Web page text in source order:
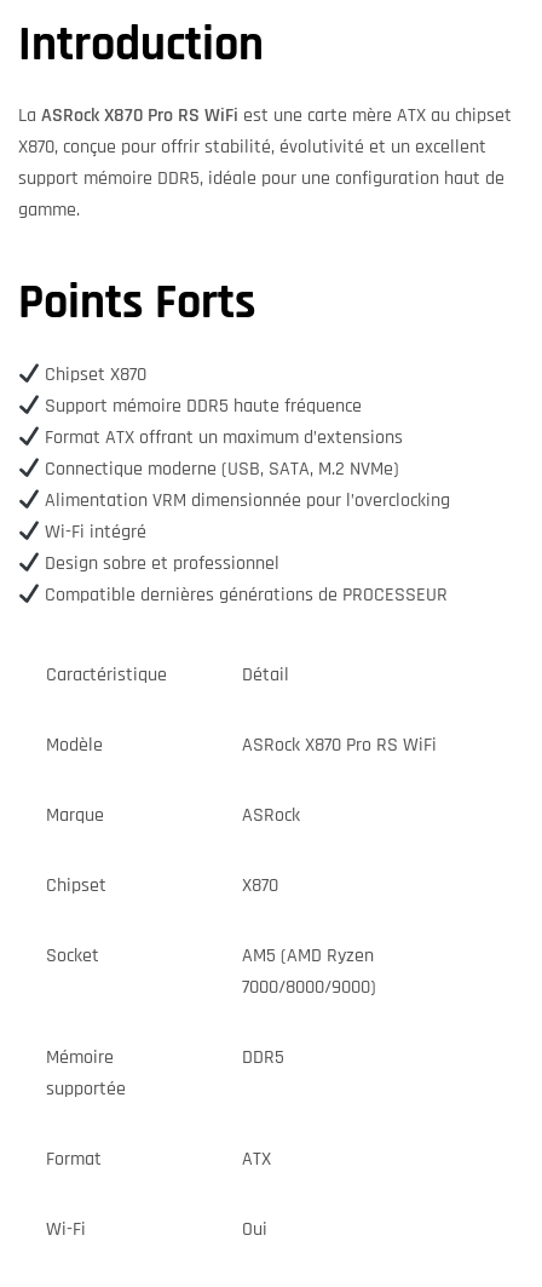
Introduction
La ASRock X870 Pro RS WiFi est une carte mère ATX au chipset
X870, conçue pour offrir stabilité, évolutivité et un excellent
support mémoire DDR5, idéale pour une configuration haut de
gamme.
Points Forts
Chipset X870
Support mémoire DDR5 haute fréquence
Format ATX offrant un maximum d’extensions
Connectique moderne (USB, SATA, M.2 NVMe)
Alimentation VRM dimensionnée pour l’overclocking
Wi-Fi intégré
Design sobre et professionnel
Compatible dernières générations de PROCESSEUR
Caractéristique Détail
Modèle ASRock X870 Pro RS WiFi
Marque ASRock
Chipset X870
Socket
AM5 (AMD Ryzen
7000/8000/9000)
Mémoire
supportée
DDR5
Format ATX
Wi-Fi Oui